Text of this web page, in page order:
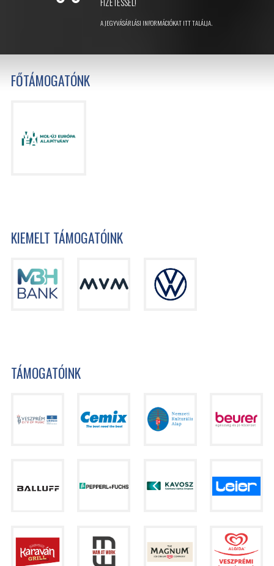
A JEGYVÁSÁRLÁSI INFORMÁCIÓKAT ITT TALÁLJA.
FŐTÁMOGATÓNK
KIEMELT TÁMOGATÓINK
TÁMOGATÓINK